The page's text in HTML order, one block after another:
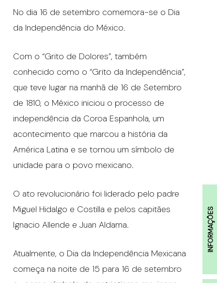
INFORMAÇÕES
No dia 16 de setembro comemora-se o Dia
da Independência do México.
Com o “Grito de Dolores”, também
conhecido como o “Grito da Independência”,
que teve lugar na manhã de 16 de Setembro
de 1810, o México iniciou o processo de
independência da Coroa Espanhola, um
acontecimento que marcou a história da
América Latina e se tornou um símbolo de
unidade para o povo mexicano.
O ato revolucionário foi liderado pelo padre
Miguel Hidalgo e Costilla e pelos capitães
Ignacio Allende e Juan Aldama.
Atualmente, o Dia da Independência Mexicana
começa na noite de 15 para 16 de setembro